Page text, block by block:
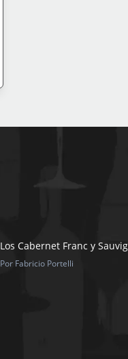
Los Cabernet Franc y
Por Fabricio Portelli